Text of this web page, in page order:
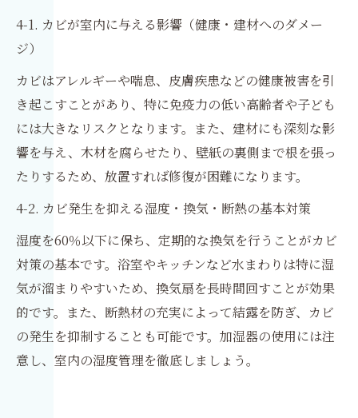
4-1. カビが室内に与える影響（健康・建材へのダメー
ジ）
カビはアレルギーや喘息、皮膚疾患などの健康被害を引
き起こすことがあり、特に免疫力の低い高齢者や子ども
には大きなリスクとなります。また、建材にも深刻な影
響を与え、木材を腐らせたり、壁紙の裏側まで根を張っ
たりするため、放置すれば修復が困難になります。
4-2. カビ発生を抑える湿度・換気・断熱の基本対策
湿度を60％以下に保ち、定期的な換気を行うことがカビ
対策の基本です。浴室やキッチンなど水まわりは特に湿
気が溜まりやすいため、換気扇を長時間回すことが効果
的です。また、断熱材の充実によって結露を防ぎ、カビ
の発生を抑制することも可能です。加湿器の使用には注
意し、室内の湿度管理を徹底しましょう。